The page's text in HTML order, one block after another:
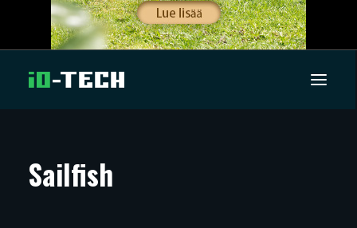
ARTIKKELIT
Sailfish